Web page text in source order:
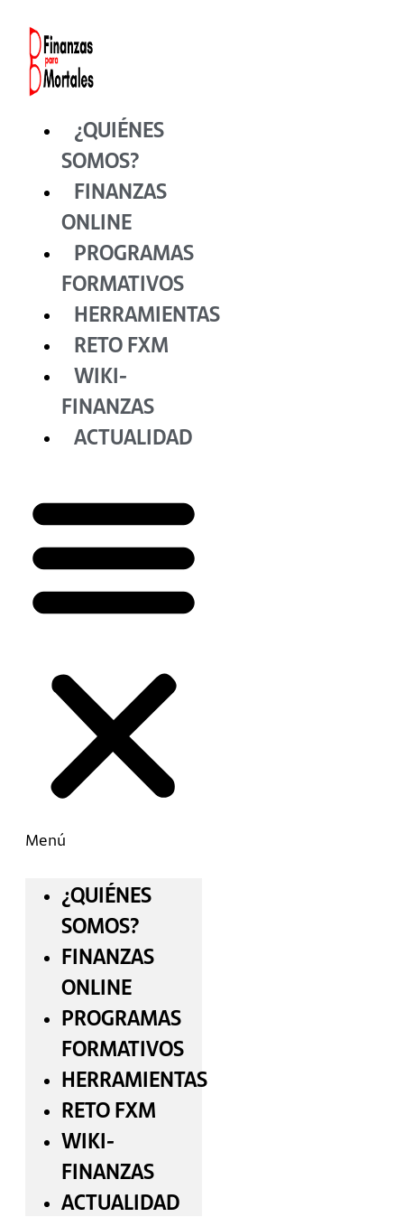
contenido
¿QUIÉNES
SOMOS?
FINANZAS
ONLINE
PROGRAMAS
FORMATIVOS
HERRAMIENTAS
RETO FXM
WIKI-
FINANZAS
ACTUALIDAD
Menú
¿QUIÉNES
SOMOS?
FINANZAS
ONLINE
PROGRAMAS
FORMATIVOS
HERRAMIENTAS
RETO FXM
WIKI-
FINANZAS
ACTUALIDAD